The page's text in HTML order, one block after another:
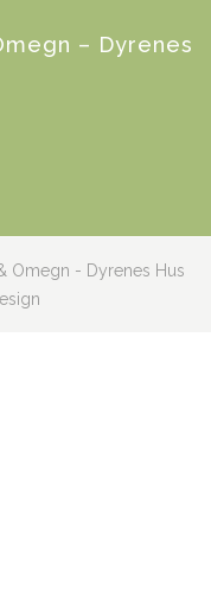
– Dyrenes
Omegn - Dyrenes Hus